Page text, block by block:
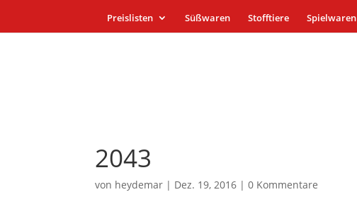
Preislisten Süßwaren Stofftiere Spielwaren
2043
von heydemar | Dez. 19, 2016 |0 Kommentare